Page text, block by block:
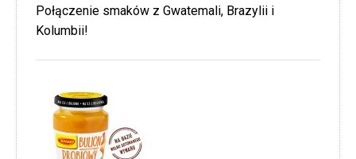
Połączenie smaków z Gwatemali, Brazylii i
Kolumbii!